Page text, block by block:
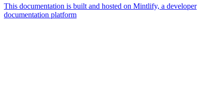
This documentation is built and hosted on Mintlify, a developer
documentation platform